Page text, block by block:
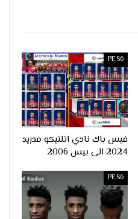
PES6
فيس باك نادي اتلتيكو مدريد
2024 الى بيس 2006
PES6